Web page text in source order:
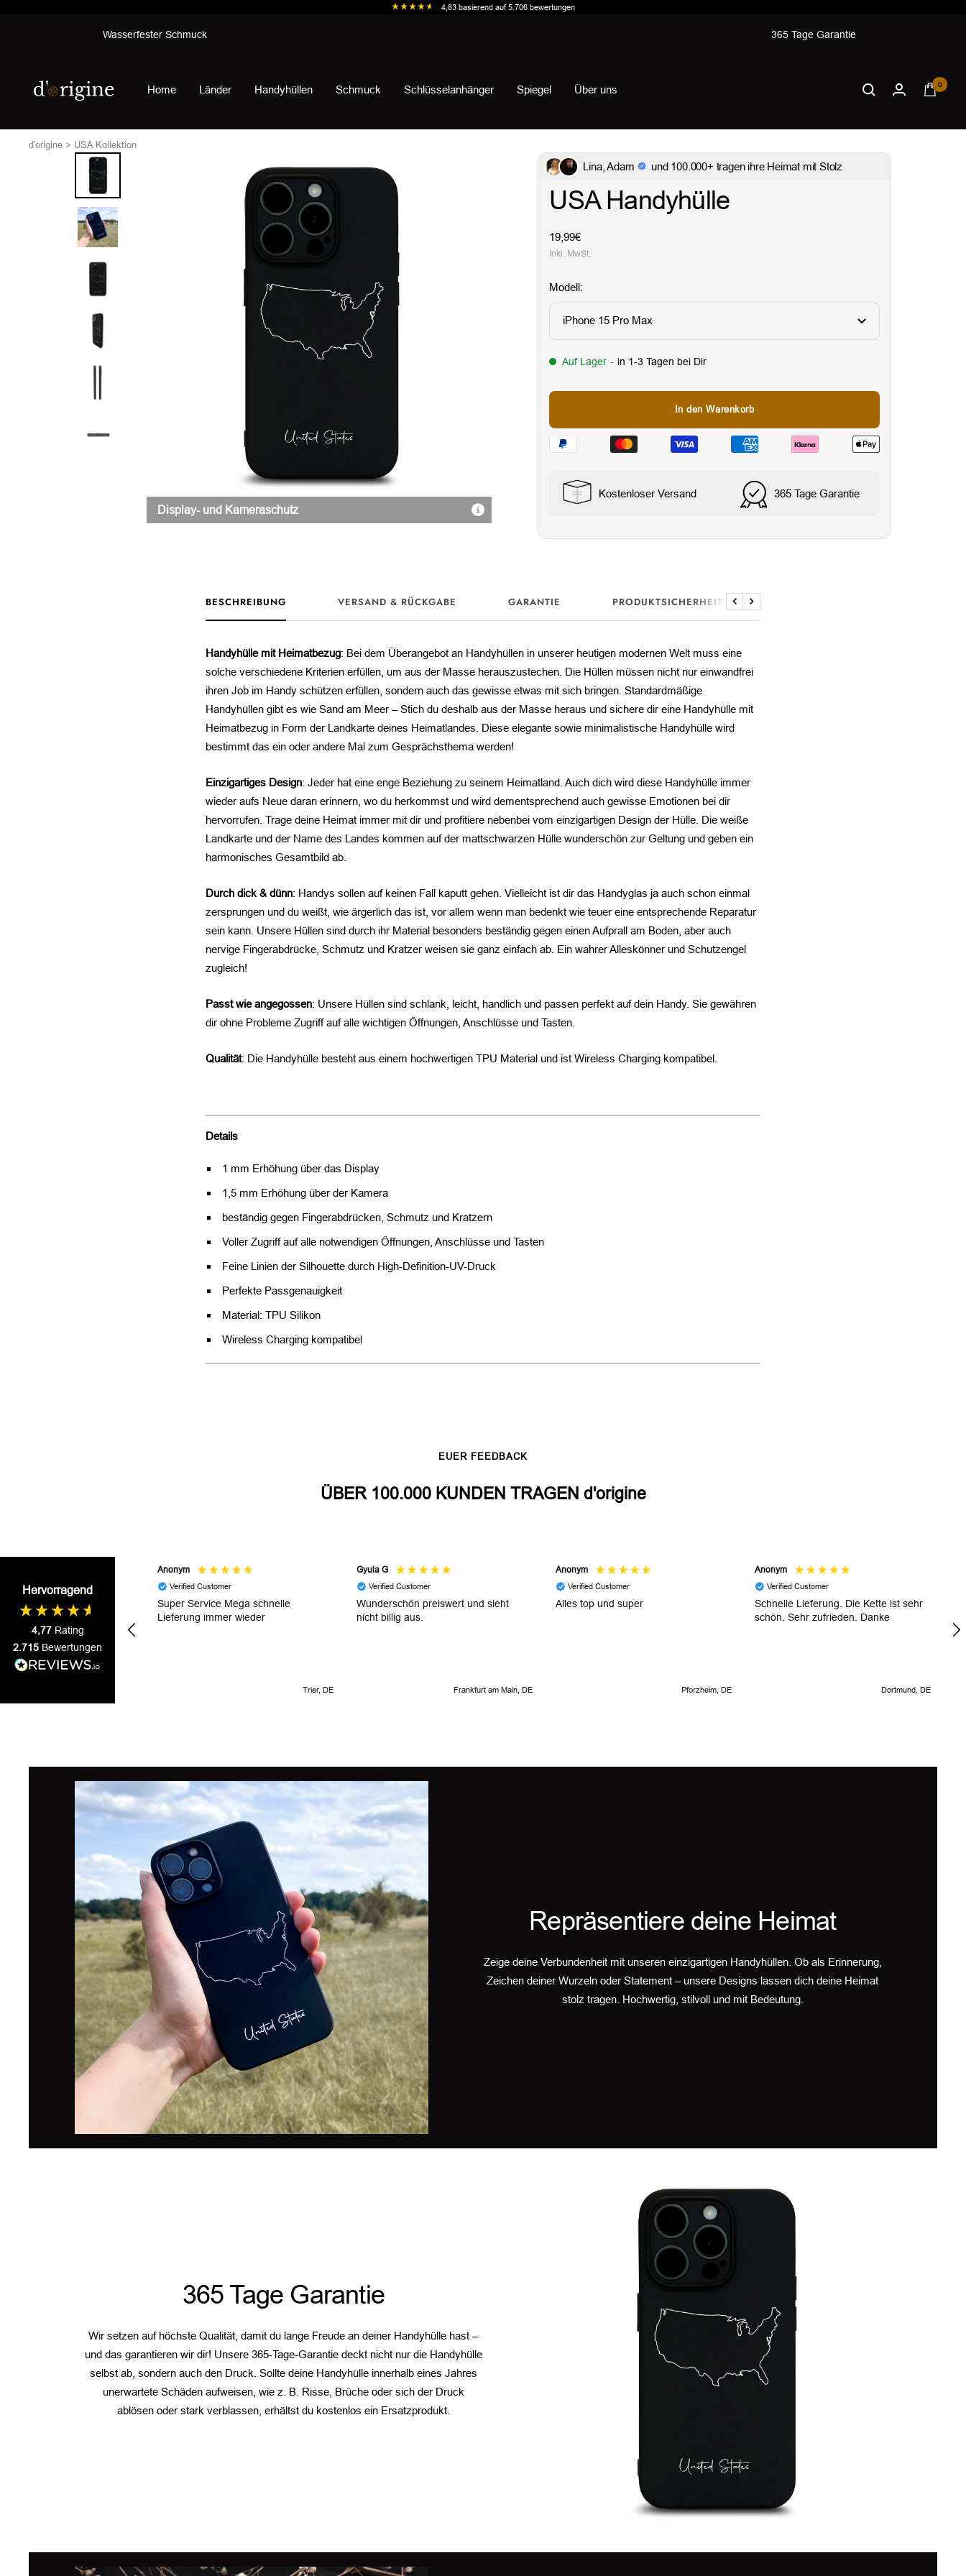
4,83 basierend auf5.706 bewertungen
Wasserfester Schmuck 365 Tage Garantie
Home Länder Handyhüllen Schmuck Schlüsselanhänger Spiegel Über uns
d'origine
0
d'origine USA Kollektion
Display- und Kameraschutz
Lina, Adam und 100.000+ tragen ihre Heimat mit Stolz
USA Handyhülle
Angebotspreis
19,99€
Inkl. MwSt.
Modell:
iPhone 15 Pro Max
Auf Lager - in 1-3 Tagen bei Dir
In den Warenkorb
Kostenloser Versand 365 Tage Garantie
BESCHREIBUNG VERSAND & RÜCKGABE GARANTIE PRODUKTSICHERHEIT
ZurückWeiter
Handyhülle mit Heimatbezug: Bei dem Überangebot an Handyhüllen in unserer heutigen modernen Welt muss eine
solche verschiedene Kriterien erfüllen, um aus der Masse herauszustechen. Die Hüllen müssen nicht nur einwandfrei
ihren Job im Handy schützen erfüllen, sondern auch das gewisse etwas mit sich bringen. Standardmäßige
Handyhüllen gibt es wie Sand am Meer – Stich du deshalb aus der Masse heraus und sichere dir eine Handyhülle mit
Heimatbezug in Form der Landkarte deines Heimatlandes. Diese elegante sowie minimalistische Handyhülle wird
bestimmt das ein oder andere Mal zum Gesprächsthema werden!
Einzigartiges Design: Jeder hat eine enge Beziehung zu seinem Heimatland. Auch dich wird diese Handyhülle immer
wieder aufs Neue daran erinnern, wo du herkommst und wird dementsprechend auch gewisse Emotionen bei dir
hervorrufen. Trage deine Heimat immer mit dir und profitiere nebenbei vom einzigartigen Design der Hülle. Die weiße
Landkarte und der Name des Landes kommen auf der mattschwarzen Hülle wunderschön zur Geltung und geben ein
harmonisches Gesamtbild ab.
Durch dick & dünn: Handys sollen auf keinen Fall kaputt gehen. Vielleicht ist dir das Handyglas ja auch schon einmal
zersprungen und du weißt, wie ärgerlich das ist, vor allem wenn man bedenkt wie teuer eine entsprechende Reparatur
sein kann. Unsere Hüllen sind durch ihr Material besonders beständig gegen einen Aufprall am Boden, aber auch
nervige Fingerabdrücke, Schmutz und Kratzer weisen sie ganz einfach ab. Ein wahrer Alleskönner und Schutzengel
zugleich!
Passt wie angegossen: Unsere Hüllen sind schlank, leicht, handlich und passen perfekt auf dein Handy. Sie gewähren
dir ohne Probleme Zugriff auf alle wichtigen Öffnungen, Anschlüsse und Tasten.
Qualität: Die Handyhülle besteht aus einem hochwertigen TPU Material und ist Wireless Charging kompatibel.
Details
1 mm Erhöhung über das Display
1,5 mm Erhöhung über der Kamera
beständig gegen Fingerabdrücken, Schmutz und Kratzern
Voller Zugriff auf alle notwendigen Öffnungen, Anschlüsse und Tasten
Feine Linien der Silhouette durch High-Definition-UV-Druck
Perfekte Passgenauigkeit
Material: TPU Silikon
Wireless Charging kompatibel
EUER FEEDBACK
ÜBER 100.000 KUNDEN TRAGEN d'origine
Hervorragend
4,77 Rating
2.715 Bewertungen
Anonym
Verified Customer
Super Service Mega schnelle
Lieferung immer wieder
Trier, DE
Gyula G
Verified Customer
Wunderschön preiswert und sieht
nicht billig aus.
Frankfurt am Main, DE
Anonym
Verified Customer
Alles top und super
Pforzheim, DE
Anonym
Verified Customer
Schnelle Lieferung. Die Kette ist sehr
schön. Sehr zufrieden. Danke
Dortmund, DE
Repräsentiere deine Heimat
Zeige deine Verbundenheit mit unseren einzigartigen Handyhüllen. Ob als Erinnerung,
Zeichen deiner Wurzeln oder Statement – unsere Designs lassen dich deine Heimat
stolz tragen. Hochwertig, stilvoll und mit Bedeutung.
365 Tage Garantie
Wir setzen auf höchste Qualität, damit du lange Freude an deiner Handyhülle hast –
und das garantieren wir dir! Unsere 365-Tage-Garantie deckt nicht nur die Handyhülle
selbst ab, sondern auch den Druck. Sollte deine Handyhülle innerhalb eines Jahres
unerwartete Schäden aufweisen, wie z. B. Risse, Brüche oder sich der Druck
ablösen oder stark verblassen, erhältst du kostenlos ein Ersatzprodukt.